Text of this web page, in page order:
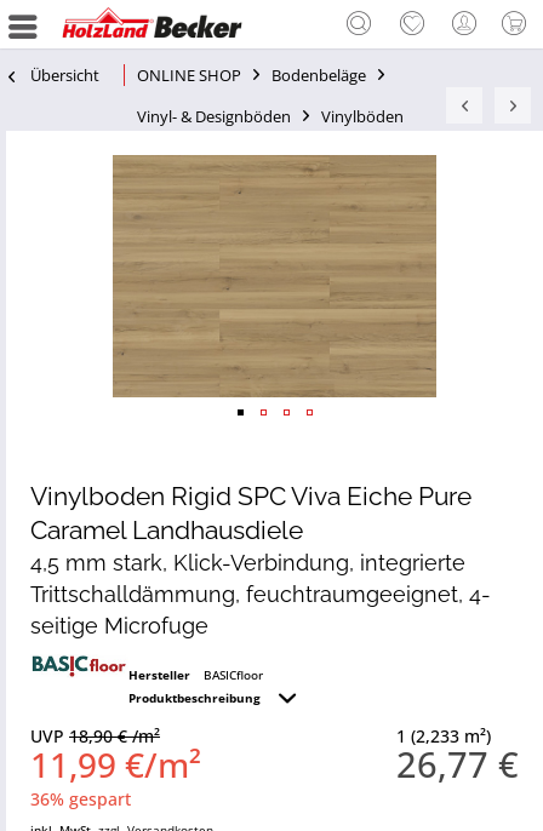
Übersicht ONLINE SHOP
Bodenbeläge
Vinyl- & Designböden
Vinylböden
Vinylboden Rigid SPC Viva Eiche Pure
Caramel Landhausdiele
4,5 mm stark, Klick-Verbindung, integrierte
Trittschalldämmung, feuchtraumgeeignet, 4-
seitige Microfuge
Hersteller
BASICfloor
Produktbeschreibung
1 (2,233 m²)
26,77 €
UVP 18,90 € /m²
11,99 €/m²
36% gespart